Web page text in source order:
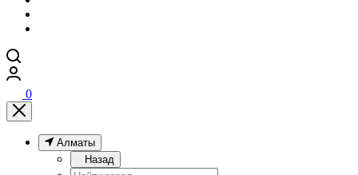
0
Алматы
Назад